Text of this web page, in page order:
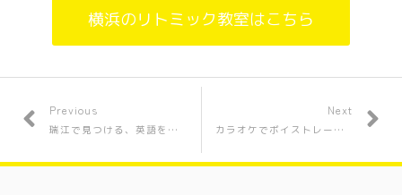
横浜のリトミック教室はこちら
Previous
瑞江で見つける、英語を学ぶ幼児のための第一歩
Next
カラオケでボイストレーニング: 歌の上達への第一歩